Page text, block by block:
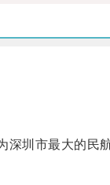
圳市最大的民航